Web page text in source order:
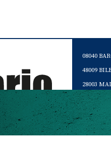
08040
48009
28003
46120
Servicio
Teléfono